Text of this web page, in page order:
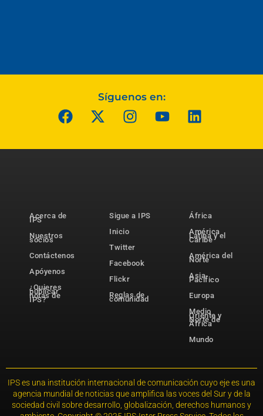
Síguenos en:
Acerca de
IPS
Nuestros
socios
Contáctenos
Apóyenos
¿Quieres
publicar
notas de
IPS?
Sigue a IPS
Inicio
Twitter
Facebook
Flickr
Reglas de
comunidad
África
América
Latina y el
Caribe
América del
Norte
Asia-
Pacífico
Europa
Medio
Oriente y
Norte de
África
Mundo
IPS es una institución internacional de comunicación cuyo eje es una
agencia mundial de noticias que amplifica las voces del Sur y de la
sociedad civil sobre desarrollo, globalización, derechos humanos y